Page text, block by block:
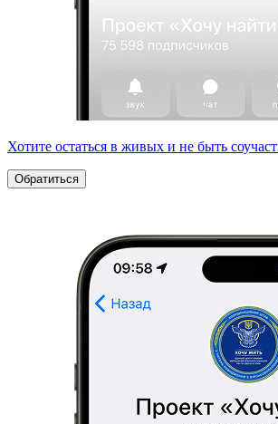
Хотите остаться в живых и не быть
Обратиться